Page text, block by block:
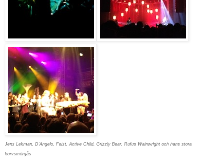
Jens Lekman, D'Angelo, Feist, Active Child, Grizzly Bear, Rufus Wainwright och hans stora
korvsmörgås